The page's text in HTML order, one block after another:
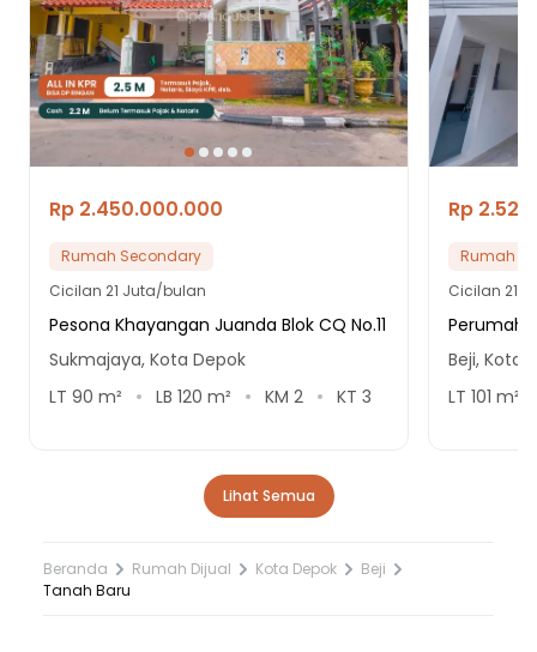
Rp 2.450.000.000
Rumah Secondary
Cicilan 21 Juta/bulan
Pesona Khayangan Juanda Blok CQ No.11
Sukmajaya, Kota Depok
LT 90 m² LB 120 m² KM 2 KT 3
Rp
Rumah
Cicilan
Beji, Kota
LT 101 m²
Lihat Semua
Beranda Rumah Dijual Kota Depok
Beji
Tanah Baru